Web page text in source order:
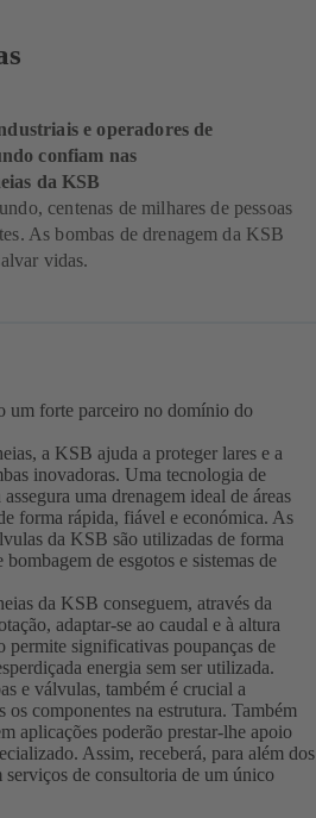
e operadores de
confiam nas
da KSB
centenas de milhares de pessoas
As bombas de drenagem da KSB
vidas.
um forte parceiro no domínio do
a KSB ajuda a proteger lares e a
inovadoras. Uma tecnologia de
uma drenagem ideal de áreas
forma rápida, fiável e económica. As
da KSB são utilizadas de forma
de esgotos e sistemas de
da KSB conseguem, através da
adaptar-se ao caudal e à altura
permite significativas poupanças de
energia sem ser utilizada.
e válvulas, também é crucial a
os componentes na estrutura. Também
aplicações poderão prestar-lhe apoio
Assim, receberá, para além dos
serviços de consultoria de um único